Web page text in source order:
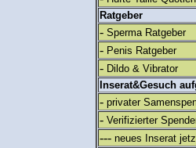
Ratgeber
- Sperma Ratgeber
- Penis Ratgeber
- Dildo & Vibrator
Inserat&Gesuch
- privater
- Verifizierter
--- neues Inserat